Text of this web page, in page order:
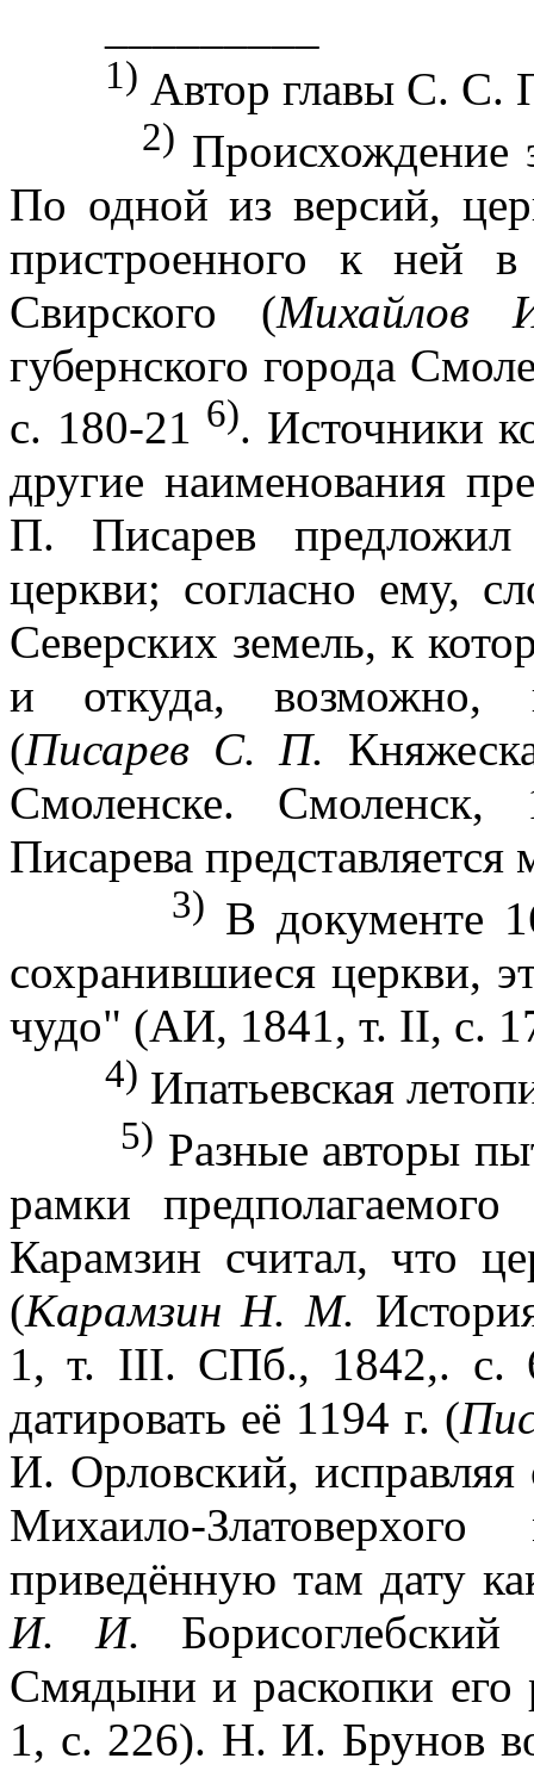
1) Автор главы С. С.
2) Происхождение
По одной из версий,
пристроенного к ней
Свирского (Михайлов
губернского города
с. 180-21 6). Источники
другие наименования
П. Писарев предложил
церкви; согласно ему,
Северских земель, к
и откуда, возможно,
(Писарев С. П.
Смоленске.
Писарева
3) В документе
сохранившиеся церкви,
чудо" (АИ, 1841, т. II, с.
4) Ипатьевская
5) Разные авторы
рамки
Карамзин считал, что
(Карамзин Н. М.
1, т. III. СПб., 1842,. с.
датировать её 1194 г. (
И. Орловский,
Михаило-Златоверхого
приведённую там дату
И. И.
Смядыни и раскопки
1, с. 226). Н. И. Брунов